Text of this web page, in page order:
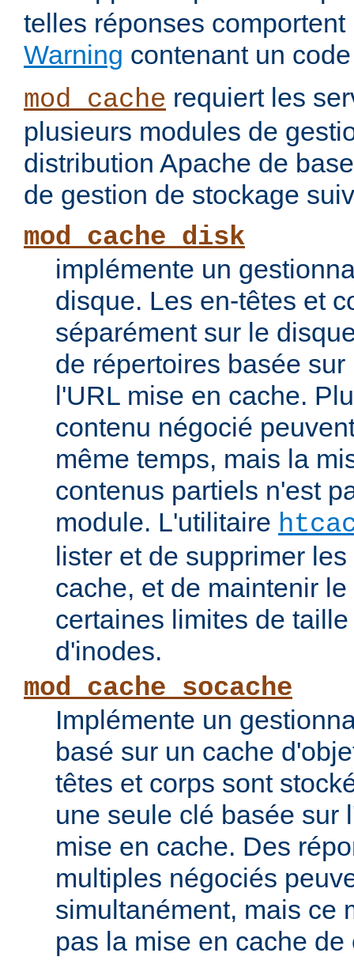
telles réponses
Warning contenant un
mod_cache requiert les
plusieurs modules de
distribution Apache de
de gestion de stockage
mod_cache_disk
implémente un
disque. Les en-têtes et
séparément sur le
de répertoires basée
l'URL mise en cache.
contenu négocié
même temps, mais la
contenus partiels n'est
module. L'utilitaire
lister et de supprimer
cache, et de maintenir
certaines limites de
d'inodes.
mod_cache_socache
Implémente un
basé sur un cache
têtes et corps sont
une seule clé basée sur
mise en cache. Des
multiples négociés
simultanément, mais ce
pas la mise en cache